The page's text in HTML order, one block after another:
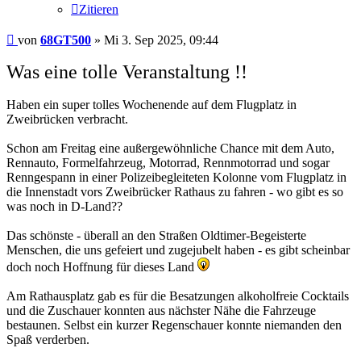
Zitieren
Beitrag
von 68GT500 » Mi 3. Sep 2025, 09:44
Was eine tolle Veranstaltung !!
Haben ein super tolles Wochenende auf dem Flugplatz in
Zweibrücken verbracht.
Schon am Freitag eine außergewöhnliche Chance mit dem Auto,
Rennauto, Formelfahrzeug, Motorrad, Rennmotorrad und sogar
Renngespann in einer Polizeibegleiteten Kolonne vom Flugplatz in
die Innenstadt vors Zweibrücker Rathaus zu fahren - wo gibt es so
was noch in D-Land??
Das schönste - überall an den Straßen Oldtimer-Begeisterte
Menschen, die uns gefeiert und zugejubelt haben - es gibt scheinbar
doch noch Hoffnung für dieses Land
Am Rathausplatz gab es für die Besatzungen alkoholfreie Cocktails
und die Zuschauer konnten aus nächster Nähe die Fahrzeuge
bestaunen. Selbst ein kurzer Regenschauer konnte niemanden den
Spaß verderben.